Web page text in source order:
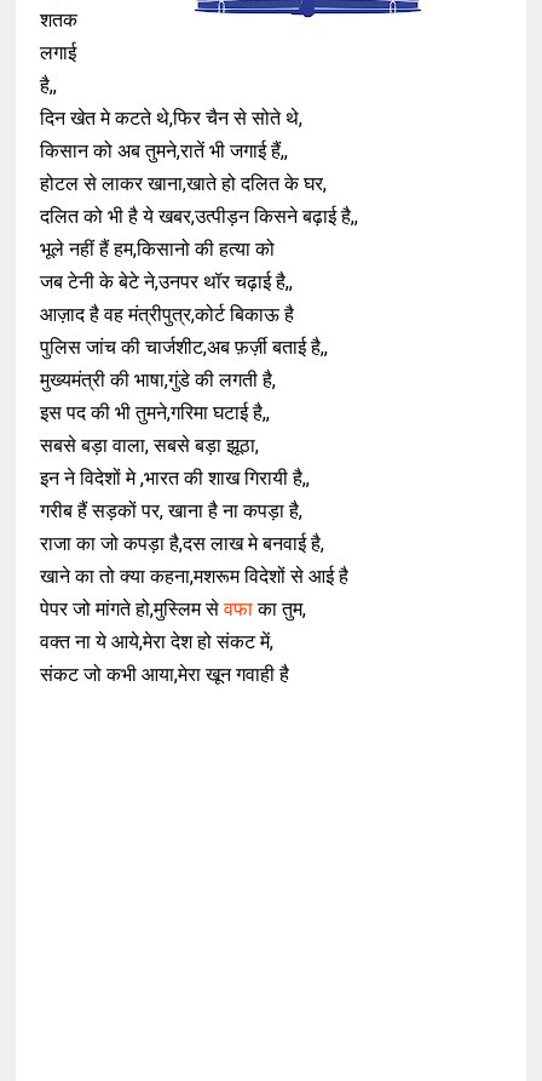
शतक
लगाई
है,,
दिन खेत मे कटते थे,फिर चैन से सोते थे,
किसान को अब तुमने,रातें भी जगाई हैं,,
होटल से लाकर खाना,खाते हो दलित के घर,
दलित को भी है ये खबर,उत्पीड़न किसने बढ़ाई है,,
भूले नहीं हैं हम,किसानो की हत्या को
जब टेनी के बेटे ने,उनपर थॉर चढ़ाई है,,
आज़ाद है वह मंत्रीपुत्र,कोर्ट बिकाऊ है
पुलिस जांच की चार्जशीट,अब फ़र्ज़ी बताई है,,
मुख्यमंत्री की भाषा,गुंडे की लगती है,
इस पद की भी तुमने,गरिमा घटाई है,,
सबसे बड़ा वाला, सबसे बड़ा झूठा,
इन ने विदेशों मे ,भारत की शाख गिरायी है,,
गरीब हैं सड़कों पर, खाना है ना कपड़ा है,
राजा का जो कपड़ा है,दस लाख मे बनवाई है,
खाने का तो क्या कहना,मशरूम विदेशों से आई है
पेपर जो मांगते हो,मुस्लिम सेवफाका तुम,
वक्त ना ये आये,मेरा देश हो संकट में,
संकट जो कभी आया,मेरा खून गवाही है